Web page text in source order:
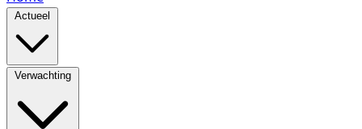
Actueel
Verwachting